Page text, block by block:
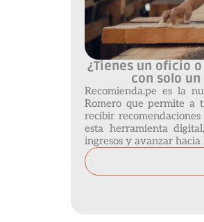
¿Tienes un oficio
con solo
Recomienda.pe es la
Romero que permite a
recibir
esta herramienta
ingresos y avanzar